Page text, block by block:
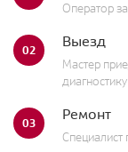
Оператор
02 Выезд
Мастер
диагностику
03 Ремонт